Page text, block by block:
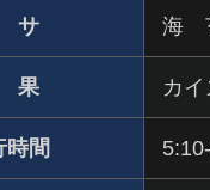
サ 海
果 カ
時間